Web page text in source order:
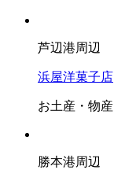
芦辺港周辺
浜屋洋菓子店
お土産・物産
勝本港周辺